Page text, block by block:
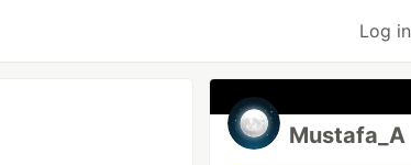
Log in
Mustafa_A